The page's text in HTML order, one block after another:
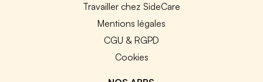
Travailler chez SideCare
Mentions légales
CGU & RGPD
Cookies